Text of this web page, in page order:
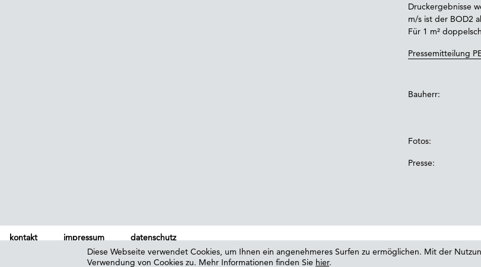
Druckergebnisse
m/s ist der BOD2
Für 1 m²
Pressemitteilung
Bauherr:
Fotos:
Presse:
kontakt impressum
datenschutz
Diese Webseite verwendet Cookies, um Ihnen ein angenehmeres Surfen zu ermöglichen. Mit der
Verwendung von Cookies zu. Mehr Informationen finden Sie hier.